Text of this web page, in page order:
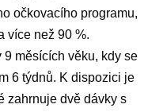
očkovacího programu,
více než 90 %.
měsících věku, kdy se
6 týdnů. K dispozici je
zahrnuje dvě dávky s